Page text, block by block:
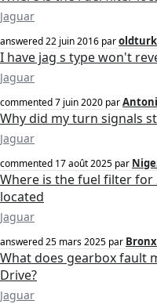
Jaguar
answered22 juin 2016 par
I have jag s type won't
Jaguar
commented7 juin 2020 par
Why did my turn signals
Jaguar
commented 17 août 2025 par
Where is the fuel filter for
located
Jaguar
answered25 mars 2025 par Bronx
What does gearbox fault
Drive?
Jaguar